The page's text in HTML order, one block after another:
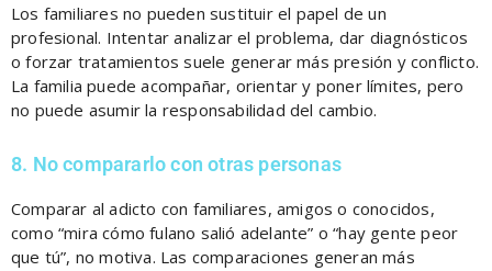
Los familiares no pueden sustituir el papel de un
profesional. Intentar analizar el problema, dar diagnósticos
o forzar tratamientos suele generar más presión y conflicto.
La familia puede acompañar, orientar y poner límites, pero
no puede asumir la responsabilidad del cambio.
8. No compararlo con otras personas
Comparar al adicto con familiares, amigos o conocidos,
como “mira cómo fulano salió adelante” o “hay gente peor
que tú”, no motiva. Las comparaciones generan más